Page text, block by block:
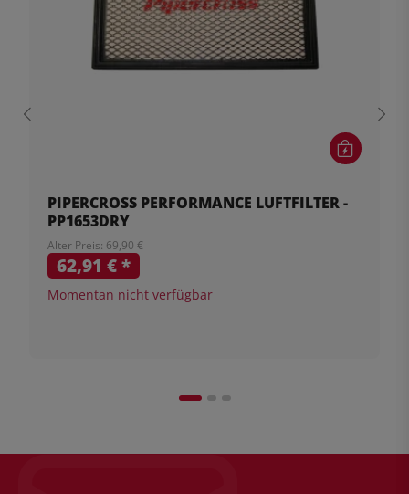
PIPERCROSS PERFORMANCE LUFTFILTER -
PP1653DRY
Alter Preis: 69,90 €
62,91 €*
Momentan nicht verfügbar